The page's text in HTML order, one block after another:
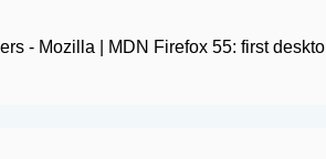
- Mozilla | MDN Firefox 55: first